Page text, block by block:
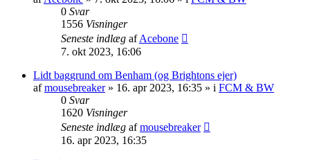
0 Svar
1556 Visninger
Seneste indlæg afAcebone
7. okt 2023, 16:06
Lidt baggrund om Benham (og Brightons ejer)
afmousebreaker» 16. apr 2023, 16:35 » i FCM & BW
0 Svar
1620 Visninger
Seneste indlæg afmousebreaker
16. apr 2023, 16:35